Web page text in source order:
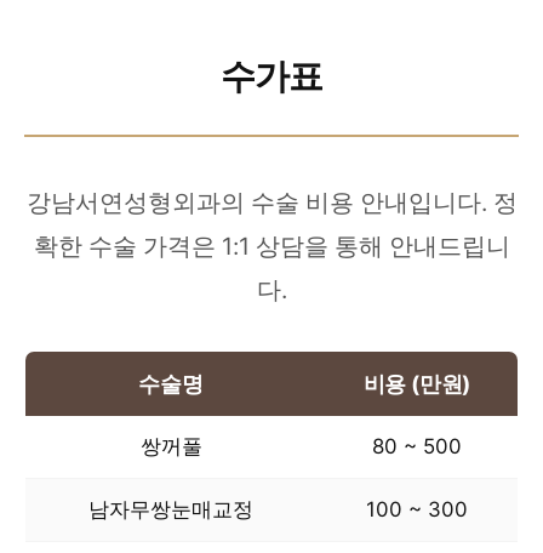
수가표
강남서연성형외과의 수술 비용 안내입니다. 정
확한 수술 가격은 1:1 상담을 통해 안내드립니
다.
수술명 비용 (만원)
쌍꺼풀 80 ~ 500
남자무쌍눈매교정 100 ~ 300